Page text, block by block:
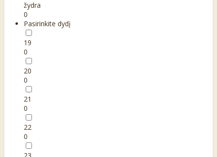
žydra
0
Pasirinkite dydį
19
0
20
0
21
0
22
0